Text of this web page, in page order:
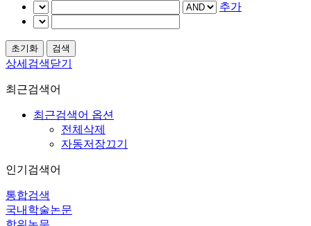
추가
상세검색닫기
최근검색어
최근검색어 옵션
전체삭제
자동저장끄기
인기검색어
통합검색
국내학술논문